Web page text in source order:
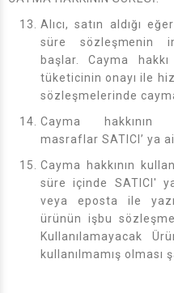
Alıcı, satın aldığı
süre sözleşmenin
başlar. Cayma
tüketicinin onayı ile
sözleşmelerinde
Cayma hakkının
masraflar SATICI’ ya
Cayma hakkının
süre içinde SATICI'
veya eposta ile
ürünün işbu
Kullanılamayacak
kullanılmamış olması